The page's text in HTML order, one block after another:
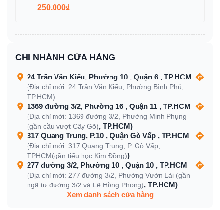
250.000₫
CHI NHÁNH CỬA HÀNG
24 Trần Văn Kiểu, Phường 10 , Quận 6 , TP.HCM
(Địa chỉ mới: 24 Trần Văn Kiểu, Phường Bình Phú,
TP.HCM)
1369 đường 3/2, Phường 16 , Quận 11 , TP.HCM
(Địa chỉ mới: 1369 đường 3/2, Phường Minh Phụng
(gần cầu vượt Cây Gõ), TP.HCM)
317 Quang Trung, P.10 , Quận Gò Vấp , TP.HCM
(Địa chỉ mới: 317 Quang Trung, P. Gò Vấp,
TPHCM(gần tiểu học Kim Đồng))
277 đường 3/2, Phường 10 , Quận 10 , TP.HCM
(Địa chỉ mới: 277 đường 3/2, Phường Vườn Lài (gần
ngã tư đường 3/2 và Lê Hồng Phong), TP.HCM)
Xem danh sách cửa hàng